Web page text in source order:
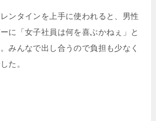
ンタインを上手に使われると、男性
に「女子社員は何を喜ぶかねぇ」と
みんなで出し合うので負担も少なく
た。